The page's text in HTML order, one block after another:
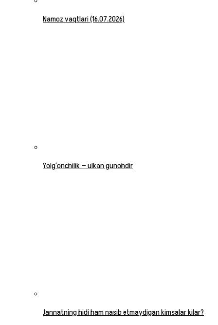
Namoz vaqtlari (16.07.2026)
Yolg‘onchilik — ulkan gunohdir
Jannatning hidi ham nasib etmaydigan kimsalar kilar?